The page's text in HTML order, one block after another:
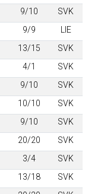
9/10
SVK
9/9
LIE
13/15
SVK
4/1
SVK
9/10
SVK
10/10
SVK
9/10 SVK
20/20
SVK
3/4
SVK
13/18
SVK